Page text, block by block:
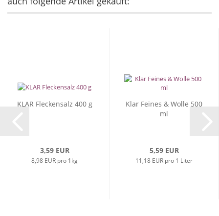
KLAR Fleckensalz 400 g
3,59 EUR
8,98 EUR pro 1kg
Klar Feines & Wolle 500
ml
5,59 EUR
11,18 EUR pro 1 Liter